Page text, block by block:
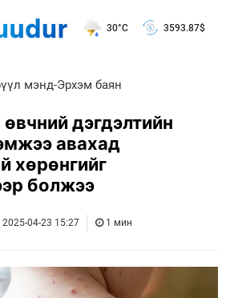
30°C 3593.87$
мэнд-Эрхэм баян
дэгдэлтийн
авахад
хөрөнгийг
болжээ
2025-04-23 15:27 1 мин